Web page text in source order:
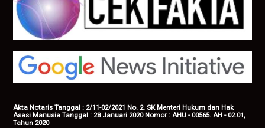
Akta Notaris Tanggal : 2/11-02/2021 No. 2. SK Menteri Hukum dan Hak
Asasi Manusia Tanggal : 28 Januari 2020 Nomor : AHU - 00565. AH - 02.01,
Tahun 2020